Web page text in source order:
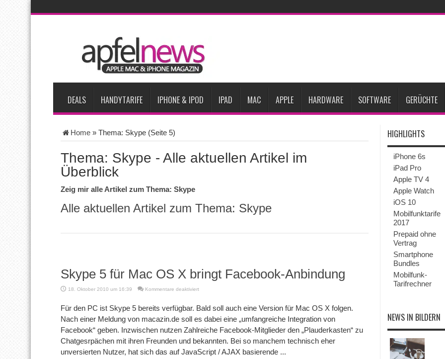
iPhone Ultra lässt Verkauf faltbarer Smartphones 2026 um 20 Prozent steigen
iPhone 18 Pro: Diese 3 großen Upgrades bringt das Top-Modell
iPhone Air 2 für Anfang 2027 erwartet Apples vermutete AirPods mit Kameras sollen bereits im September erscheinen
Apple erzielt 49 Prozent des weltweiten Smartphone-Umsatzes im 2. Quartal
DEALS HANDYTARIFE IPHONE & IPOD IPAD MAC APPLE HARDWARE SOFTWARE GERÜCHTE
Home » Thema: Skype (Seite 5)
Thema: Skype - Alle aktuellen Artikel im
Überblick
Zeig mir alle Artikel zum Thema: Skype
Alle aktuellen Artikel zum Thema: Skype
Skype 5 für Mac OS X bringt Facebook-Anbindung
18. Oktober 2010 um 16:39 Kommentare deaktiviertfür
für
Mac
X
bringt
Facebook-
Anbindung
Für den PC ist Skype 5 bereits verfügbar. Bald soll auch eine Version für Mac OS X folgen.
Nach einer Meldung von macazin.de soll es dabei eine „umfangreiche Integration von
Facebook“ geben. Inzwischen nutzen Zahlreiche Facebook-Mitglieder den „Plauderkasten“ zu
Chatgesrpächen mit ihren Freunden und bekannten. Bei so manchem technisch eher
unversierten Nutzer, hat sich das auf JavaScript / AJAX basierende ...
HIGHLIGHTS
iPhone 6s
iPad Pro
Apple TV 4
Apple Watch
iOS 10
Mobilfunktarife
2017
Prepaid ohne
Vertrag
Smartphone
Bundles
Mobilfunk-
Tarifrechner
NEWS IN BILDERN